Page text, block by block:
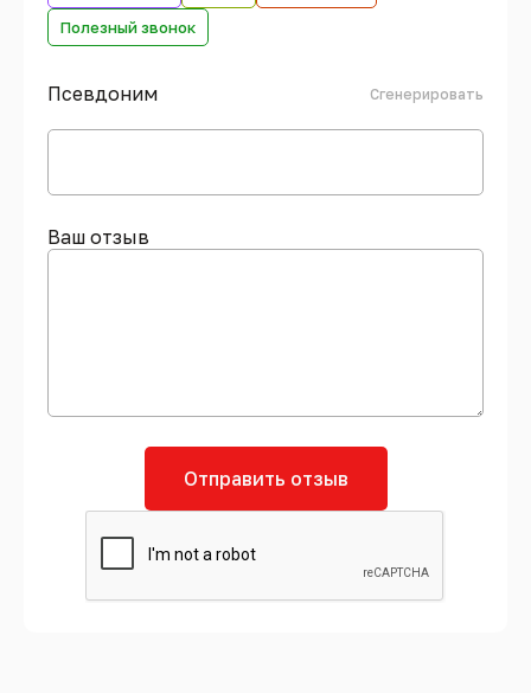
Полезный звонок
Псевдоним Сгенерировать
Ваш отзыв
Отправить отзыв